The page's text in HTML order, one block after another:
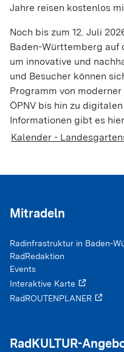
Jahre reisen kostenlos
Noch bis zum 12. Juli
Baden-Württemberg auf
um innovative und
und Besucher können
Programm von
ÖPNV bis hin zu
Informationen gibt es
Kalender -
facebook Facebook
twitterx X / Twitter
linkedin
email_filled E-Mail
Mitradeln
Radinfrastruktur in Baden-
RadRedaktion
Events
Interaktive Karte
RadROUTENPLANER
RadKULTUR-